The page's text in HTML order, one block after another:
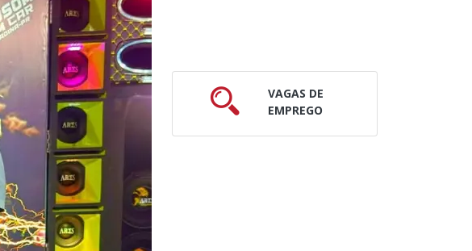
VAGAS DE
EMPREGO